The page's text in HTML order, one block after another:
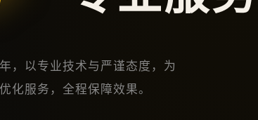
，以专业技术与严谨态度，为
化服务，全程保障效果。